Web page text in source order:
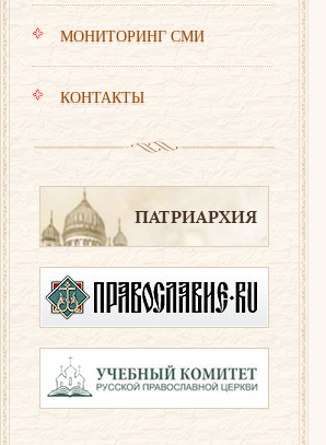
МОНИТОРИНГ СМИ
КОНТАКТЫ